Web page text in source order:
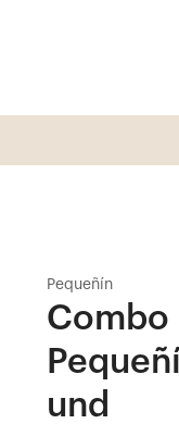
Pequeñín
Combo
und